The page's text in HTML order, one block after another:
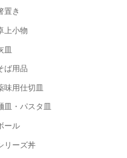
置き
上小物
皿
ば用品
味用仕切皿
皿・パスタ皿
ール
リーズ丼